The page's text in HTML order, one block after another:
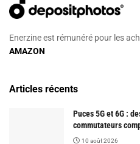
Enerzine est rémunéré pour les
AMAZON
Articles récents
Puces 5G et 6G :
commutateurs
10 août 2026